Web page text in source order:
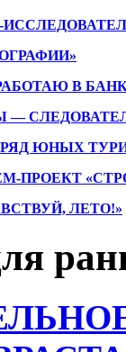
В
—
ЮНЫХ
ПРОЕКТ
ЛЕТО!»